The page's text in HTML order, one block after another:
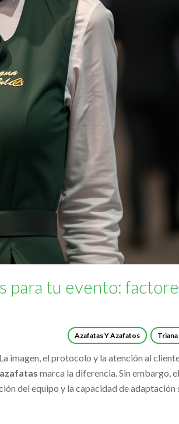
para tu evento:
Azafatas Y Azafatos
imagen, el protocolo y la atención al
marca la diferencia. Sin embargo,
del equipo y la capacidad de adaptación